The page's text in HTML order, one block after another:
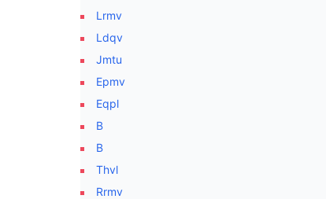
Lrmv
Ldqv
Jmtu
Epmv
Eqpl
B
B
Thvl
Rrmv